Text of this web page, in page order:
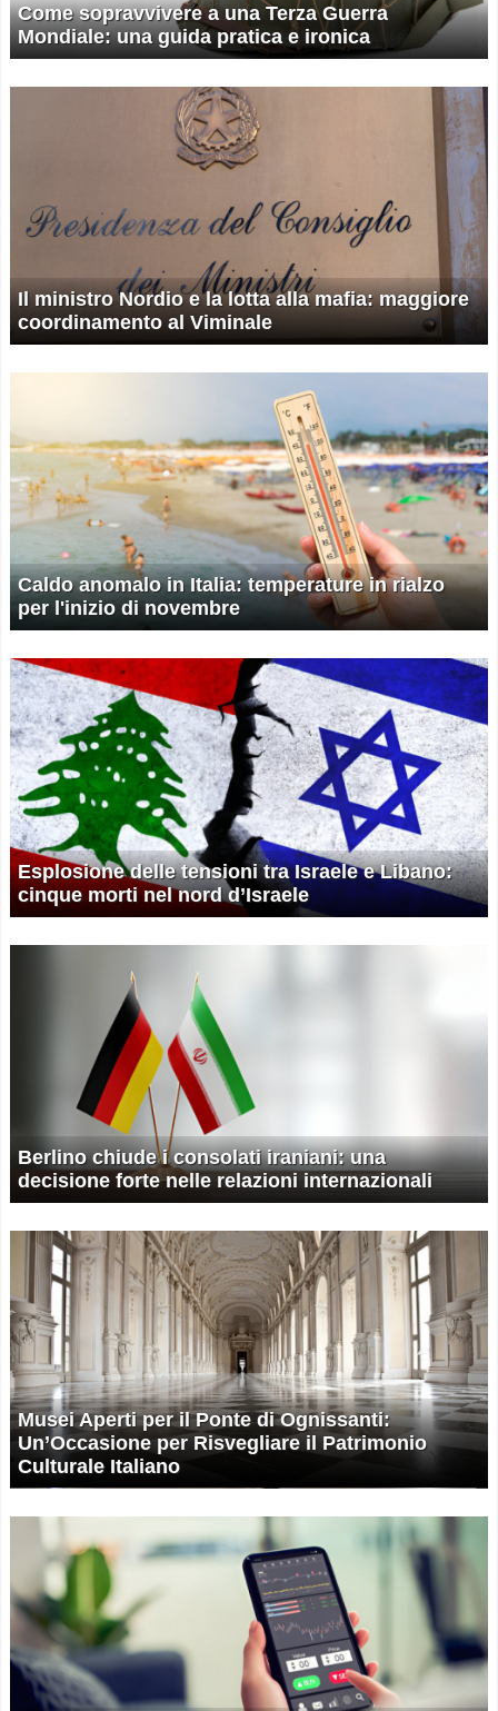
Come sopravvivere a una Terza Guerra
Mondiale: una guida pratica e ironica
Il ministro Nordio e la lotta alla mafia: maggiore
coordinamento al Viminale
Caldo anomalo in Italia: temperature in rialzo
per l'inizio di novembre
Esplosione delle tensioni tra Israele e Libano:
cinque morti nel nord d’Israele
Berlino chiude i consolati iraniani: una
decisione forte nelle relazioni internazionali
Musei Aperti per il Ponte di Ognissanti:
Un’Occasione per Risvegliare il Patrimonio
Culturale Italiano